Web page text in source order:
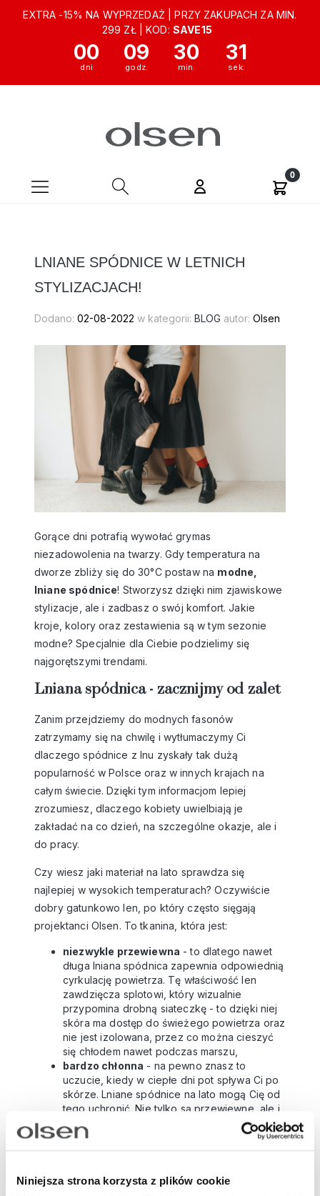
Niniejsza strona korzysta z plików cookie
EXTRA -15% NA WYPRZEDAŻ | PRZY ZAKUPACH ZA MIN.
299 ZŁ | KOD: SAVE15
00 09 30 30
LNIANE SPÓDNICE W LETNICH
STYLIZACJACH!
Dodano: 02-08-2022 w kategorii: BLOG autor: Olsen
Gorące dni potrafią wywołać grymas
niezadowolenia na twarzy. Gdy temperatura na
dworze zbliży się do 30°C postaw na modne,
lniane spódnice! Stworzysz dzięki nim zjawiskowe
stylizacje, ale i zadbasz o swój komfort. Jakie
kroje, kolory oraz zestawienia są w tym sezonie
modne? Specjalnie dla Ciebie podzielimy się
najgorętszymi trendami.
Lniana spódnica - zacznijmy od zalet
Zanim przejdziemy do modnych fasonów
zatrzymamy się na chwilę i wytłumaczymy Ci
dlaczego spódnice z lnu zyskały tak dużą
popularność w Polsce oraz w innych krajach na
całym świecie. Dzięki tym informacjom lepiej
zrozumiesz, dlaczego kobiety uwielbiają je
zakładać na co dzień, na szczególne okazje, ale i
do pracy.
Czy wiesz jaki materiał na lato sprawdza się
najlepiej w wysokich temperaturach? Oczywiście
dobry gatunkowo len, po który często sięgają
projektanci Olsen. To tkanina, która jest:
niezwykle przewiewna - to dlatego nawet
długa lniana spódnica zapewnia odpowiednią
cyrkulację powietrza. Tę właściwość len
zawdzięcza splotowi, który wizualnie
przypomina drobną siateczkę - to dzięki niej
skóra ma dostęp do świeżego powietrza oraz
nie jest izolowana, przez co można cieszyć
się chłodem nawet podczas marszu,
bardzo chłonna - na pewno znasz to
uczucie, kiedy w ciepłe dni pot spływa Ci po
skórze. Lniane spódnice na lato mogą Cię od
tego uchronić. Nie tylko są przewiewne, ale i
świetnie chłoną wilgoć. Czy wiedziałaś, że len
- w zestawieniu z wszystkimi naturalnymi
włóknami - wypada najlepiej pod tym
przyjazna dla osób z wrażliwą skórą,